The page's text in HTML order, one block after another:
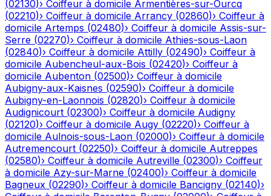
(02130)› Coiffeur à domicile Armentières-sur-Ourcq
(02210)› Coiffeur à domicile Arrancy (02860)› Coiffeur à
domicile Artemps (02480)› Coiffeur à domicile Assis-sur-
Serre (02270)› Coiffeur à domicile Athies-sous-Laon
(02840)› Coiffeur à domicile Attilly (02490)› Coiffeur à
domicile Aubencheul-aux-Bois (02420)› Coiffeur à
domicile Aubenton (02500)› Coiffeur à domicile
Aubigny-aux-Kaisnes (02590)› Coiffeur à domicile
Aubigny-en-Laonnois (02820)› Coiffeur à domicile
Audignicourt (02300)› Coiffeur à domicile Audigny
(02120)› Coiffeur à domicile Augy (02220)› Coiffeur à
domicile Aulnois-sous-Laon (02000)› Coiffeur à domicile
Autremencourt (02250)› Coiffeur à domicile Autreppes
(02580)› Coiffeur à domicile Autreville (02300)› Coiffeur
à domicile Azy-sur-Marne (02400)› Coiffeur à domicile
Bagneux (02290)› Coiffeur à domicile Bancigny (02140)›